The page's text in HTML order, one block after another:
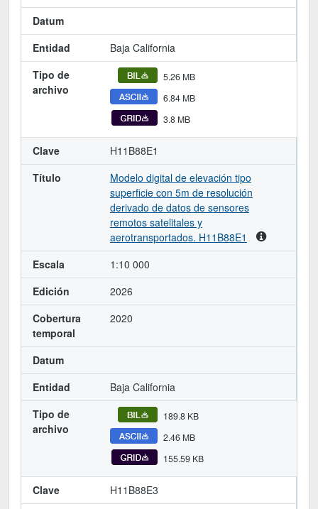
Datum
Entidad
Baja California
Tipo de
archivo
5.26 MB
6.84 MB
3.8 MB
Clave
H11B88E1
Título
Modelo digital de elevación tipo
superficie con 5m de resolución
derivado de datos de sensores
remotos satelitales y
aerotransportados. H11B88E1
Escala
1:10 000
Edición
2026
Cobertura
temporal
2020
Datum
Entidad
Baja California
Tipo de
archivo
189.8 KB
2.46 MB
155.59 KB
Clave
H11B88E3